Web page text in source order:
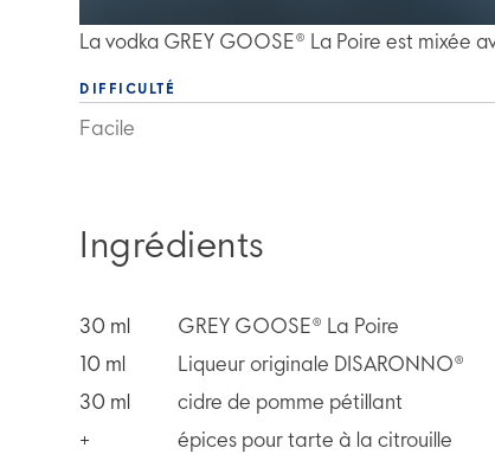
La vodka GREY GOOSE® La Poire est mixée
DIFFICULTÉ
Facile
Ingrédients
30 ml
GREY GOOSE® La Poire
10 ml
Liqueur originale DISARONNO®
30 ml
cidre de pomme pétillant
+
épices pour tarte à la citrouille